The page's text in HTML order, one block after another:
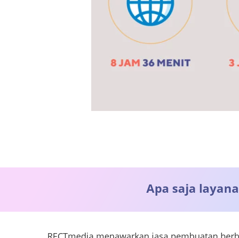
Apa saja